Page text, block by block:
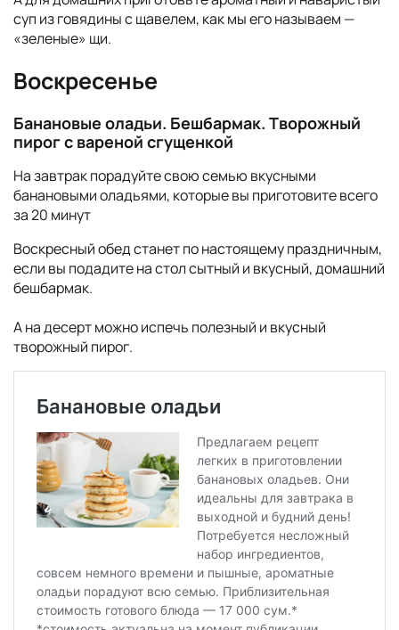
суп из говядины с щавелем, как мы его называем —
«зеленые» щи.
Воскресенье
Банановые оладьи. Бешбармак. Творожный
пирог с вареной сгущенкой
На завтрак порадуйте свою семью вкусными
банановыми оладьями, которые вы приготовите всего
за 20 минут
Воскресный обед станет по настоящему праздничным,
если вы подадите на стол сытный и вкусный, домашний
бешбармак.
А на десерт можно испечь полезный и вкусный
творожный пирог.